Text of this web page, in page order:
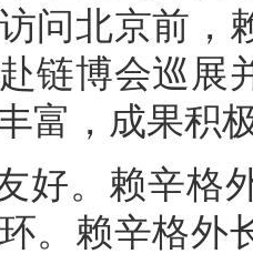
问北京前，
链博会巡展
富，成果积
好。赖辛格
。赖辛格外